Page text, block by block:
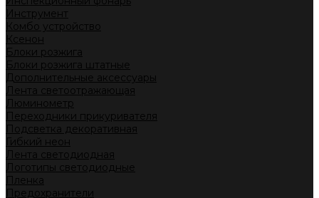
Инструмент
Комбо устройство
Ксенон
Блоки розжига
Блоки розжига штатные
Дополнительные аксессуары
Лента светоотражающая
Люминометр
Переходники прикуривателя
Подсветка декоративная
Гибкий неон
Лента светодиодная
Логотипы светодиодные
Пленка
Предохранители